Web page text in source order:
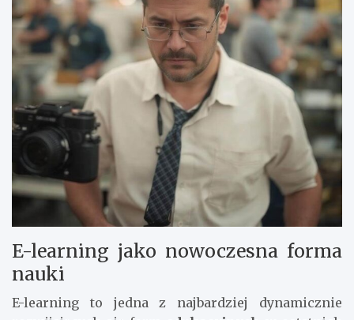
E-learning jako nowoczesna forma
nauki
E-learning to jedna z najbardziej dynamicznie